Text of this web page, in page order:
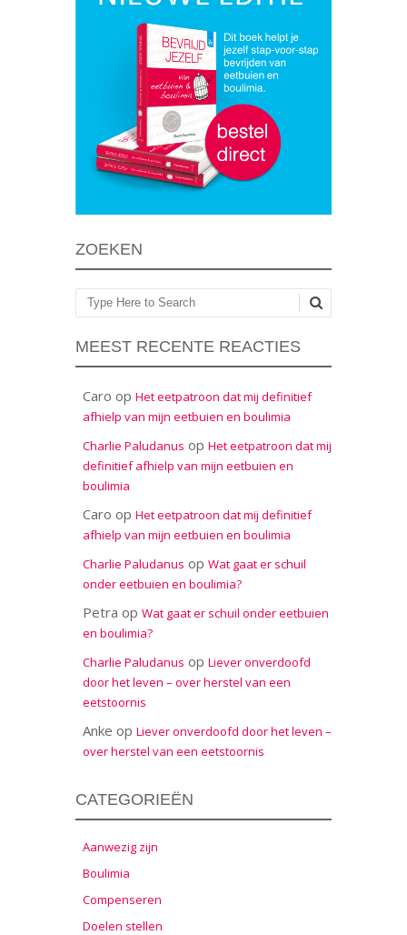
ZOEKEN
Zoeken
MEEST RECENTE REACTIES
Caro op Het eetpatroon dat mij definitief
afhielp van mijn eetbuien en boulimia
Charlie Paludanus op Het eetpatroon dat mij
definitief afhielp van mijn eetbuien en
boulimia
Caro op Het eetpatroon dat mij definitief
afhielp van mijn eetbuien en boulimia
Charlie Paludanus op Wat gaat er schuil
onder eetbuien en boulimia?
Petra op Wat gaat er schuil onder eetbuien
en boulimia?
Charlie Paludanus op Liever onverdoofd
door het leven – over herstel van een
eetstoornis
Anke op Liever onverdoofd door het leven –
over herstel van een eetstoornis
CATEGORIEËN
Aanwezig zijn
Boulimia
Compenseren
Doelen stellen